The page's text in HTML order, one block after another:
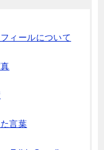
ィールについて
言葉